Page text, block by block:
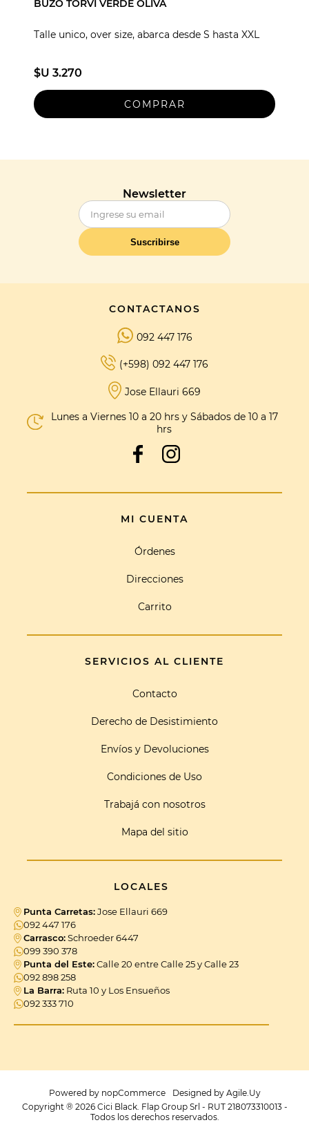
BUZO TORVI VERDE OLIVA
Talle unico, over size, abarca desde S hasta XXL
$U 3.270
Newsletter
Suscribirse
CONTACTANOS
092 447 176
(+598) 092 447 176
Jose Ellauri 669
Lunes a Viernes 10 a 20 hrs y Sábados de 10 a 17
hrs
MI CUENTA
Órdenes
Direcciones
Carrito
SERVICIOS AL CLIENTE
Contacto
Derecho de Desistimiento
Envíos y Devoluciones
Condiciones de Uso
Trabajá con nosotros
Mapa del sitio
LOCALES
Punta Carretas:Jose Ellauri 669
092 447 176
Carrasco:Schroeder 6447
099 390 378
Punta del Este:Calle 20 entre Calle 25 y Calle 23
092 898 258
La Barra: Ruta 10 y Los Ensueños
092 333 710
Powered by nopCommerce Designed by Agile.Uy
Copyright ® 2026 Cici Black. Flap Group Srl - RUT 218073310013 -
Todos los derechos reservados.